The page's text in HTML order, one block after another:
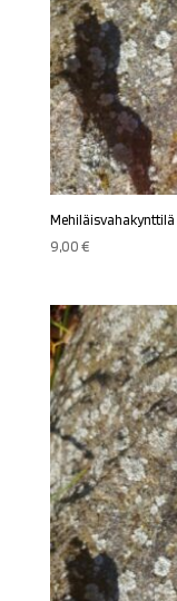
Mehiläisvahakynttilä
9,00€